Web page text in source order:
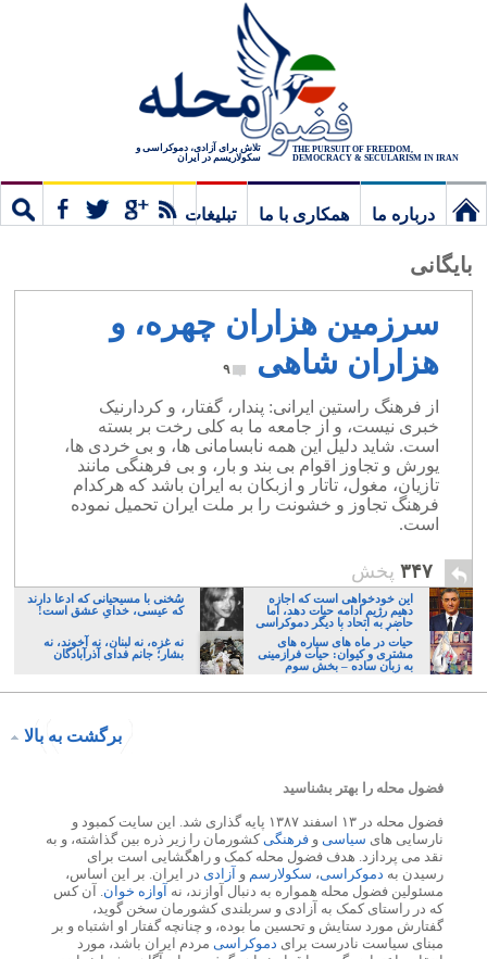
THE PURSUIT OF FREEDOM,
DEMOCRACY & SECULARISM IN IRAN
تلاش برای آزادی، دموکراسی و
سکولاریسم در ایران
درباره ما همکاری با ما
تبلیغات
بایگانی
سرزمین هزاران چهره، و
هزاران شاهی
۹
از فرهنگ راستین ایرانی: پندار، گفتار، و کردارنیک
خبری نیست، و از جامعه ما به کلی رخت بر بسته
است. شاید دلیل این همه نابسامانی ها، و بی خردی ها،
یورش و تجاوز اقوام بی بند و بار، و بی فرهنگی مانند
تازیان، مغول، تاتار و ازبکان به ایران باشد که هرکدام
فرهنگ تجاوز و خشونت را بر ملت ایران تحمیل نموده
است.
۳۴۷ پخش
این خودخواهی است که اجازه
دهیم رژیم ادامه حیات دهد، اما
حاضر به اتحاد با دیگر دموکراسی
خواهان نباشیم!
سُخنی با مسیحیانی که ادعا دارند
که عیسی، خدایِ عشق است!
حیات در ماه های سیاره های
مشتری و کیوان: حیات فرازمینی
به زبان ساده – بخش سوم
نه غزه، نه لبنان، نه آخوند، نه
بشار؛ جانم فدای آذرآبادگان
برگشت به بالا
فضول محله را بهتر بشناسید
فضول محله در ۱۳ اسفند ۱۳۸۷ پایه گذاری شد. این سایت کمبود و
نارسایی های سیاسی و فرهنگیکشورمان را زیر ذره بین گذاشته، و به
نقد می پردازد. هدف فضول محله کمک و راهگشایی است برای
رسیدن به دموکراسی، سکولارسم و آزادی در ایران. بر این اساس،
مسئولین فضول محله همواره به دنبال آوازند، نه آوازه خوان. آن کس
که در راستای کمک به آزادی و سربلندی کشورمان سخن گوید،
گفتارش مورد ستایش و تحسین ما بوده، و چنانچه گفتار او اشتباه و بر
مبنای سیاست نادرست برای دموکراسی مردم ایران باشد، مورد